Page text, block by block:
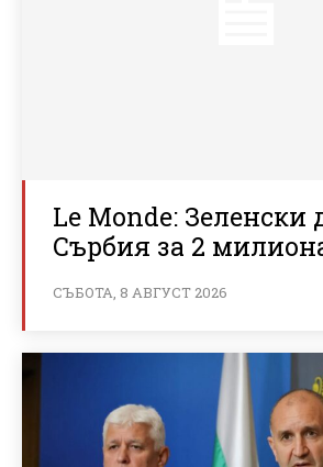
Le Monde: Зеленски
Сърбия за 2
СЪБОТА, 8 АВГУСТ 2026